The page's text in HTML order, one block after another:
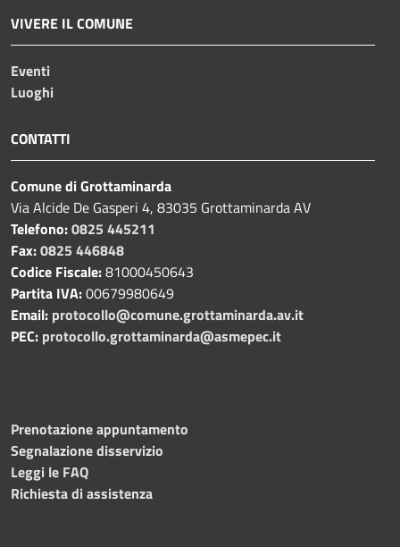
VIVERE IL COMUNE
Eventi
Luoghi
CONTATTI
Comune di Grottaminarda
Via Alcide De Gasperi 4, 83035 Grottaminarda AV
Telefono:0825 445211
Fax:0825 446848
Codice Fiscale:81000450643
Partita IVA:00679980649
Email: protocollo@comune.grottaminarda.av.it
PEC: protocollo.grottaminarda@asmepec.it
Prenotazione appuntamento
Segnalazione disservizio
Leggi le FAQ
Richiesta di assistenza